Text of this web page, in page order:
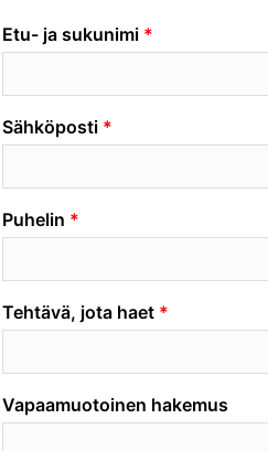
Etu- ja sukunimi
Sähköposti
Puhelin
Tehtävä, jota haet
Vapaamuotoinen hakemus